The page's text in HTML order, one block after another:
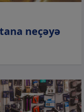
neçəyə